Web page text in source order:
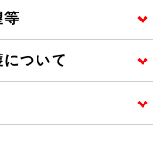
等
ついて